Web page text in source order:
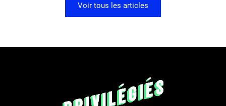
Voir tous les articles